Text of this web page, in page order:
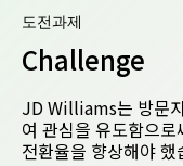
도전과제
Challenge
JD Williams는 방문
여 관심을 유도함으
전환율을 향상해야 했